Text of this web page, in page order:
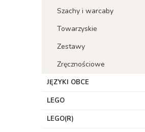
Szachy i warcaby
Towarzyskie
Zestawy
Zręcznościowe
JĘZYKI OBCE
LEGO
LEGO(R)